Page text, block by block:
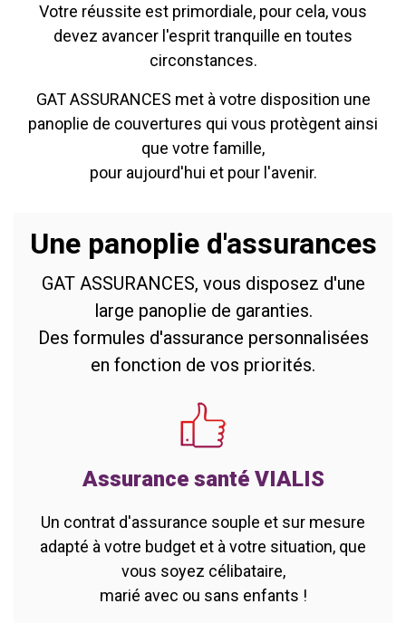
Votre réussite est primordiale, pour cela, vous
devez avancer l'esprit tranquille en toutes
circonstances.
GAT ASSURANCES met à votre disposition une
panoplie de couvertures qui vous protègent ainsi
que votre famille,
pour aujourd'hui et pour l'avenir.
Une panoplie d'assurances
GAT ASSURANCES, vous disposez d'une
large panoplie de garanties.
Des formules d'assurance personnalisées
en fonction de vos priorités.
Assurance santé VIALIS
Un contrat d'assurance souple et sur mesure
adapté à votre budget et à votre situation, que
vous soyez célibataire,
marié avec ou sans enfants !